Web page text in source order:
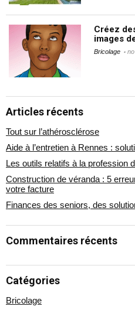
Créez
images
Bricolage
Articles récents
Tout sur l’athérosclérose
Aide à l’entretien à Rennes :
Les outils relatifs à la profession
Construction de véranda : 5
votre facture
Finances des seniors, des
Commentaires récents
Catégories
Bricolage